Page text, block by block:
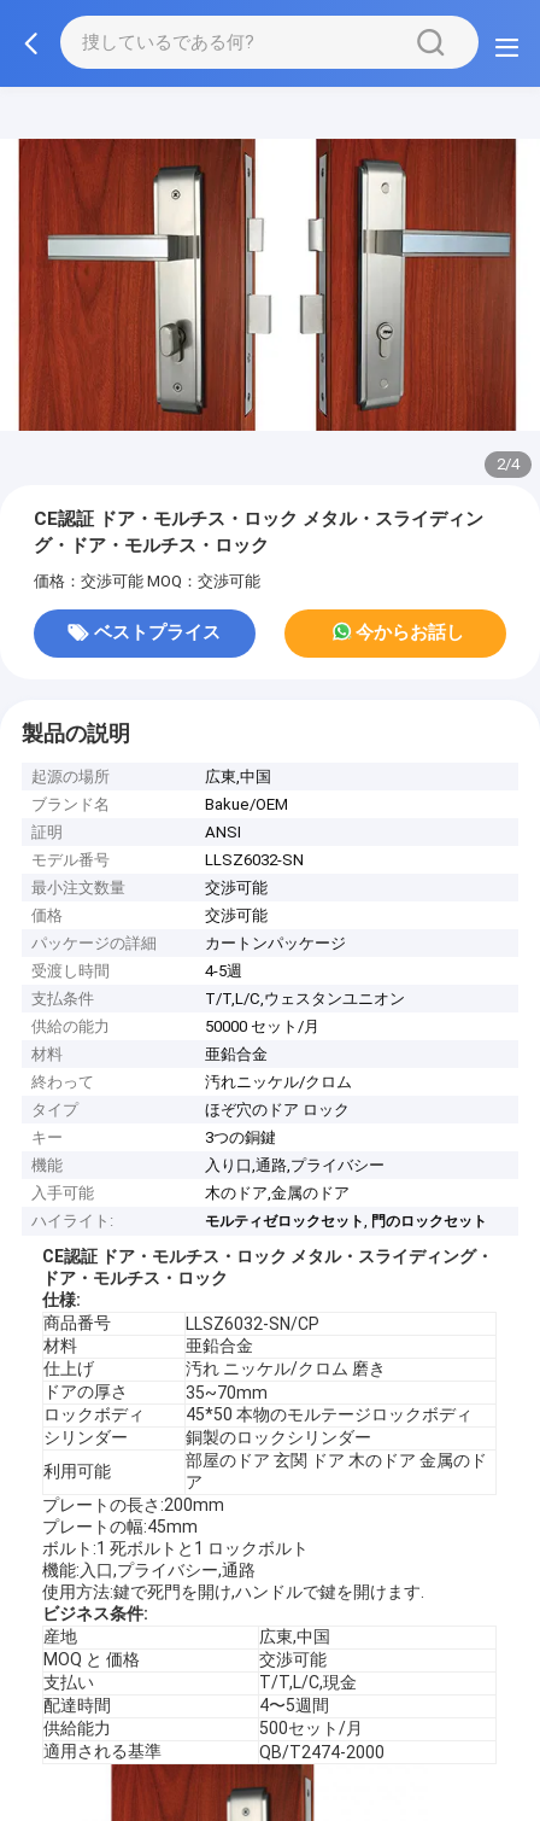
2/4
CE認証 ドア・モルチス・ロック メタル・スライディン
グ・ドア・モルチス・ロック
価格：交渉可能 MOQ：交渉可能
ベストプライス 今からお話し
製品の説明
起源の場所
広東,中国
ブランド名
Bakue/OEM
証明
ANSI
モデル番号
LLSZ6032-SN
最小注文数量
交渉可能
価格
交渉可能
パッケージの詳細
カートンパッケージ
受渡し時間
4-5週
支払条件
T/T,L/C,ウェスタンユニオン
供給の能力
50000 セット/月
材料
亜鉛合金
終わって
汚れニッケル/クロム
タイプ
ほぞ穴のドア ロック
キー
3つの銅鍵
機能
入り口,通路,プライバシー
入手可能
木のドア,金属のドア
ハイライト:
モルティゼロックセット, 門のロックセット
CE認証 ドア・モルチス・ロック メタル・スライディング・
ドア・モルチス・ロック
仕様:
商品番号
LLSZ6032-SN/CP
材料
亜鉛合金
仕上げ
汚れ ニッケル/クロム 磨き
ドアの厚さ
35~70mm
ロックボディ
45*50 本物のモルテージロックボディ
シリンダー
銅製のロックシリンダー
利用可能
部屋のドア 玄関 ドア 木のドア 金属のド
ア
プレートの長さ:200mm
プレートの幅:45mm
ボルト:1 死ボルトと1 ロックボルト
機能:入口,プライバシー,通路
使用方法:鍵で死門を開け,ハンドルで鍵を開けます.
ビジネス条件:
産地
広東,中国
MOQ と 価格
交渉可能
支払い
T/T,L/C,現金
配達時間
4〜5週間
供給能力
500セット/月
適用される基準
QB/T2474-2000